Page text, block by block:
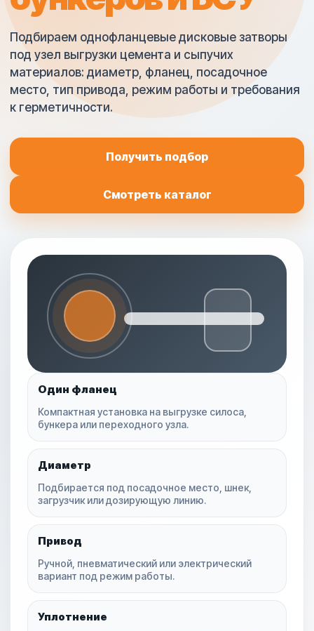
Подбираем однофланцевые дисковые затворы
под узел выгрузки цемента и сыпучих
материалов: диаметр, фланец, посадочное
место, тип привода, режим работы и требования
к герметичности.
Получить подбор
Смотреть каталог
Один фланец
Компактная установка на выгрузке силоса,
бункера или переходного узла.
Диаметр
Подбирается под посадочное место, шнек,
загрузчик или дозирующую линию.
Привод
Ручной, пневматический или электрический
вариант под режим работы.
Уплотнение